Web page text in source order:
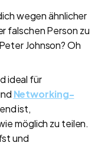
wegen ähnlicher
falschen Person zu
Johnson? Oh
ideal für
Networking-
ist,
möglich zu teilen.
und